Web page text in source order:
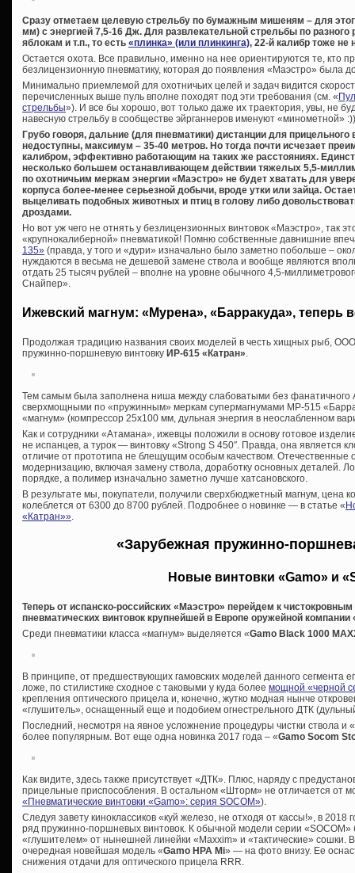
Сразу отметаем целевую стрельбу по бумажным мишеням – для
мм) с энергией 7,5-16 Дж. Для развлекательной стрельбы по
яблокам и т.п., то есть «плинка» (или плинкинга), 22-й калибр тоже не
Остается охота. Все правильно, именно на нее ориентируются те, кто
безлицензионную пневматику, которая до появления «Маэстро» была
Минимально приемлемой для охотничьих целей и задач видится
перечисленных выше пуль вполне походят под эти требования (см. «
стрельбы»). И все бы хорошо, вот только даже их траектория, увы, не
навесную стрельбу в сообществе эйрганнеров именуют «минометной»
Грубо говоря, дальние (для пневматики) дистанции для
недоступны, максимум – 35-40 метров. Но тогда почти исчезает
калибром, эффективно работающим на таких же расстояниях.
несколько большем останавливающем действии тяжелых 5,5-
по охотничьим меркам энергии «Маэстро» не будет хватать для
корпуса более-менее серьезной добычи, вроде утки или зайца.
выцеливать подобных животных и птиц в голову либо
дроздами.
Но вот уж чего не отнять у безлицензионных винтовок «Маэстро», так
«крупнокалиберной» пневматикой! Помню собственные давнишние
135» (правда, у того и «дури» изначально было заметно побольше –
нуждаются в весьма не дешевой замене ствола и вообще являются
отдать 25 тысяч рублей – вполне на уровне обычного 4,5-
Снайпер».
Ижевский магнум: «Мурена», «Барракуда», теперь
Продолжая традицию названия своих моделей в честь хищных рыб,
пружинно-поршневую винтовку ИР-615 «Катран».
Тем самым была заполнена ниша между слабоватыми без
сверхмощными по «пружинным» меркам супермагнумами МР-515
«магнум» (компрессор 25х100 мм, дульная энергия в неослабленном
Как и сотрудники «Атамана», ижевцы положили в основу готовое
не испанцев, а турок — винтовку «Strong S 450″. Правда, она является
отличие от прототипа не блещущим особым качеством. Отечественные
модернизацию, включая замену ствола, доработку основных деталей.
порядке, а полимер изначально заметно лучше хатсановского.
В результате мы, покупатели, получили сверхбюджетный магнум, цена
колеблется от 6300 до 8700 рублей. Подробнее о новинке — в статье «
«Катран»».
«Зарубежная пружинно-
Новые винтовки «Gamo» и
Теперь от испанско-российских «Маэстро» перейдем к
пневматических винтовок крупнейшей в Европе оружейной компании
Среди пневматики класса «магнум» выделяется «Gamo Black 1000
В принципе, от предшествующих гамовских моделей данного сегмента
ложе, по стилистике сходное с таковыми у куда более мощной «черной
крепления оптического прицела и, конечно, жутко модная нынче
«глушитель», оснащенный еще и подобием огнестрельного ДТК
Последний, несмотря на явное усложнение процедуры чистки ствола и
более популярным. Вот еще одна новинка 2017 года – «Gamo Socom
Как видите, здесь также присутствует «ДТК». Плюс, наряду с
прицельные приспособления. В остальном «Шторм» не отличается от
«Пневматические винтовки «Gamo»: серия SOCOM»).
Следуя завету киноклассиков «куй железо, не отходя от кассы!», в
ряд пружинно-поршневых винтовок. К обычной модели серии «SOCOM»
«глушителем» от нынешней линейки «Maxxim» и «тактические» сошки.
очередная новейшая модель «Gamo HPA Mi» — на фото внизу. Ее
снижения отдачи для оптического прицела RRR.